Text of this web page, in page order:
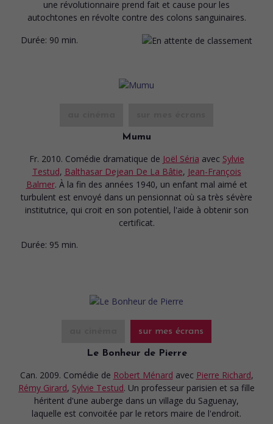
une révolutionnaire prend fait et cause pour les
autochtones en révolte contre des colons sanguinaires.
Durée: 90 min.
Mumu
Fr. 2010. Comédie dramatique de Joël Séria avec Sylvie
Testud, Balthasar Dejean De La Bâtie, Jean-François
Balmer. À la fin des années 1940, un enfant mal aimé et
turbulent est envoyé dans un pensionnat où sa très sévère
institutrice, qui croit en son potentiel, l'aide à obtenir son
certificat.
Durée: 95 min.
sur mes écrans
Le Bonheur de Pierre
Can. 2009. Comédie de Robert Ménard avec Pierre Richard,
Rémy Girard, Sylvie Testud. Un professeur parisien et sa fille
héritent d'une auberge dans un village du Saguenay,
laquelle est convoitée par le retors maire de l'endroit.